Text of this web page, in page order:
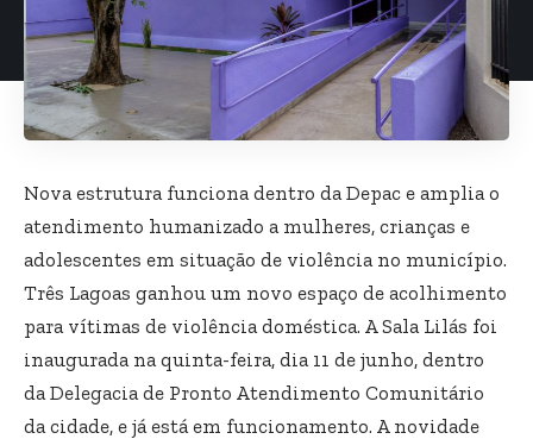
Nova estrutura funciona dentro da Depac e amplia o
atendimento humanizado a mulheres, crianças e
adolescentes em situação de violência no município.
Três Lagoas ganhou um novo espaço de acolhimento
para vítimas de violência doméstica. A Sala Lilás foi
inaugurada na quinta-feira, dia 11 de junho, dentro
da Delegacia de Pronto Atendimento Comunitário
da cidade, e já está em funcionamento. A novidade